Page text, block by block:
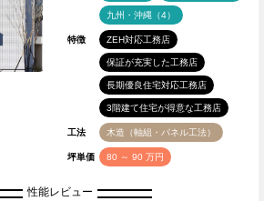
九州・沖縄（4）
特徴 ZEH対応工務店
保証が充実した工務店
長期優良住宅対応工務店
3階建て住宅が得意な工務店
工法 木造（軸組・パネル工法）
坪単価 80 ～ 90 万円
性能レビュー